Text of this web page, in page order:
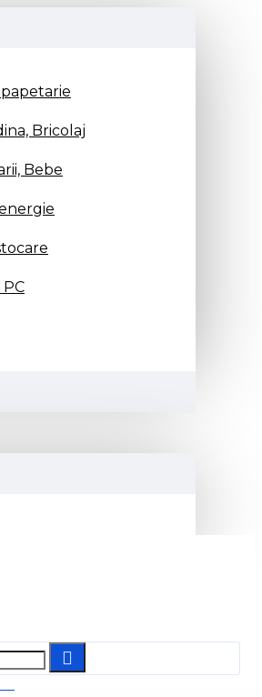
Bricolaj
Bebe